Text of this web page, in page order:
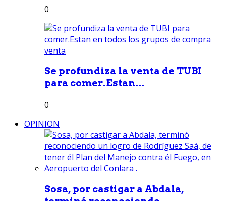
0
Se profundiza la venta de TUBI
para comer.Estan...
0
OPINION
Sosa, por castigar a Abdala,